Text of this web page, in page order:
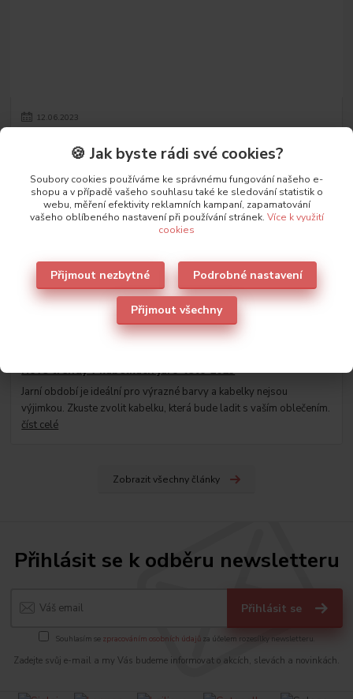
12.06.2023
Menstruační kalhotky jsou tak podobné běžnému prádlu a plně
nahradí jednorázové hydienické pomůcky.číst celé
Nové trendy v kabelkách jaro-léto 2023
Jarní období je ideální pro výrazné barvy a kabelky nejsou
výjimkou. Zkuste zvolit kabelku, která bude ladit s vaším oblečením.
číst celé
Zobrazit všechny články
Přihlásit se k odběru newsletteru
Přihlásit se
Souhlasím se zpracováním osobních údajů za účelem rozesílky newsletteru.
Zadejte svůj e-mail a my Vás budeme informovat o akcích, slevách a novinkách.
🍪 Jak byste rádi své cookies?
Soubory cookies používáme ke správnému fungování našeho e-
shopu a v případě vašeho souhlasu také ke sledování statistik o
webu, měření efektivity reklamních kampaní, zapamatování
vašeho oblíbeného nastavení při používání stránek. Více k využití
cookies
Přijmout nezbytné Podrobné nastavení
Přijmout všechny